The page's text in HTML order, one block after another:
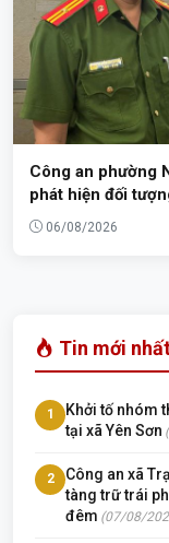
Công an phường
phát hiện đối
06/08/2026
Tin mới
1
Khởi tố nhóm
tại xã Yên Sơn
2
Công an xã
tàng trữ trái
đêm (07/08/